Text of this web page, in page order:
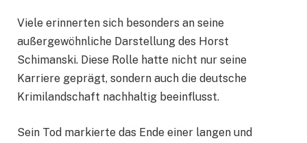
Viele erinnerten sich besonders an seine
außergewöhnliche Darstellung des Horst
Schimanski. Diese Rolle hatte nicht nur seine
Karriere geprägt, sondern auch die deutsche
Krimilandschaft nachhaltig beeinflusst.
Sein Tod markierte das Ende einer langen und